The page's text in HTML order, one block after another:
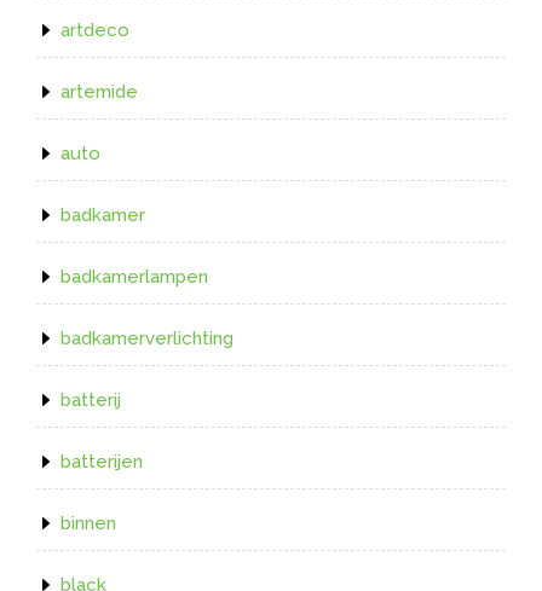
artdeco
artemide
auto
badkamer
badkamerlampen
badkamerverlichting
batterij
batterijen
binnen
black